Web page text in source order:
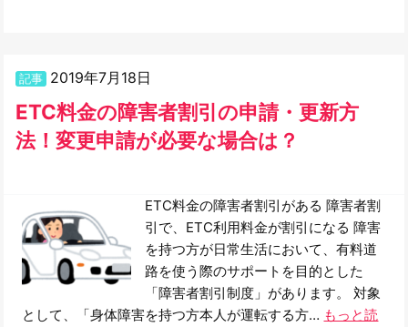
記事 2019年7月18日
ETC料金の障害者割引の申請・更新方
法！変更申請が必要な場合は？
ETC料金の障害者割引がある 障害者割
引で、ETC利用料金が割引になる 障害
を持つ方が日常生活において、有料道
路を使う際のサポートを目的とした
「障害者割引制度」があります。 対象
として、「身体障害を持つ方本人が運転する方… もっと読